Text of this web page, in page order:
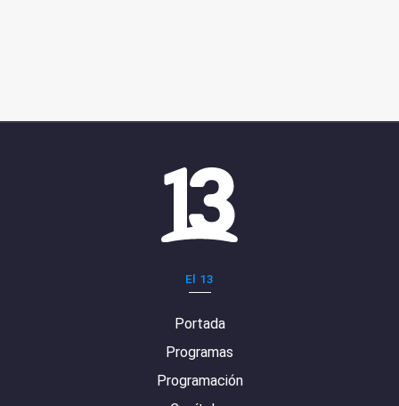
El 13
Portada
Programas
Programación